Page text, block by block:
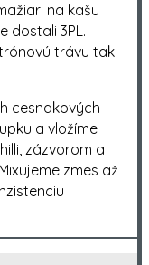
na kašu
dostali 3PL.
trávu tak
cesnakových
a vložíme
zázvorom a
zmes až